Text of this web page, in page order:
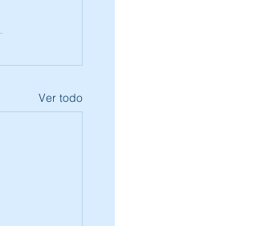
Ver todo